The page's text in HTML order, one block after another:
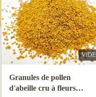
Vente en gros de miel
d'abeille naturel miel de